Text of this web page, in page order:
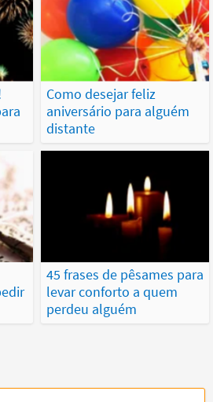
Como desejar feliz
aniversário para alguém
distante
45 frases de pêsames para
levar conforto a quem
perdeu alguém